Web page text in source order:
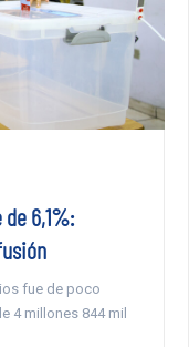
6,1%:
fue de poco
4 millones 844 mil